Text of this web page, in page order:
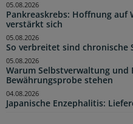
Pankreaskrebs: Hoffnung auf
verstärkt sich
05.08.2026
So verbreitet sind chronische
05.08.2026
Warum Selbstverwaltung
Bewährungsprobe stehen
05.08.2026
Japanische Enzephalitis:
04.08.2026